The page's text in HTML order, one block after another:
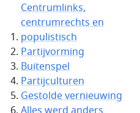
Centrumlinks,
centrumrechts en
populistisch
Partijvorming
Buitenspel
Partijculturen
Gestolde vernieuwing